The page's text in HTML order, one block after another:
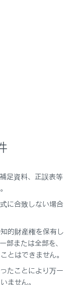
足資料、正誤表等
に合致しない場合
的財産権を保有し
部または全部を、
とはできません。
たことにより万一
ません。